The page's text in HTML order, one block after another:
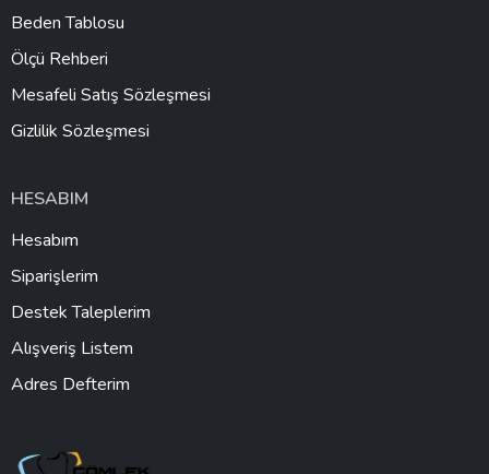
Beden Tablosu
Ölçü Rehberi
Mesafeli Satış Sözleşmesi
Gizlilik Sözleşmesi
HESABIM
Hesabım
Siparişlerim
Destek Taleplerim
Alışveriş Listem
Adres Defterim